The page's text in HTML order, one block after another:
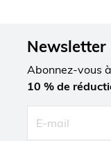
Newsletter
Abonnez-vous
10 % de